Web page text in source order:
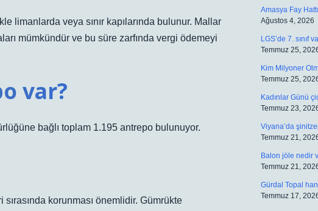
limanlarda veya sınır kapılarında bulunur. Mallar
mümkündür ve bu süre zarfında vergi ödemeyi
var?
bağlı toplam 1.195 antrepo bulunuyor.
sırasında korunması önemlidir. Gümrükte
Amasya Fay
Ağustos 4, 2026
LGS’de 7. sınıf
Temmuz 25,
Kim Milyoner
Temmuz 25,
Kadınlar Günü
Temmuz 23,
Viyana’da
Temmuz 21,
Balon jöle nedir
Temmuz 21,
Gürdal Topal
Temmuz 17,